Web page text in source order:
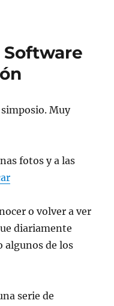
Software
Muy
fotos y a las
o volver a ver
diariamente
algunos de los
serie de